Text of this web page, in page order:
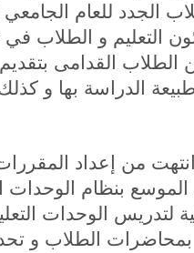
التعليم و الطلاب
القدامى
الدراسة بها و
من إعداد المقررات
الموسع بنظام الوحدات
لتدريس الوحدات
الطلاب و